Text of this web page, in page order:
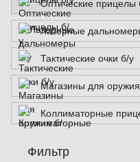
Оптические прицелы
Лазерные
Тактические очки б/у
Магазины для
Коллиматорные
Фильтр